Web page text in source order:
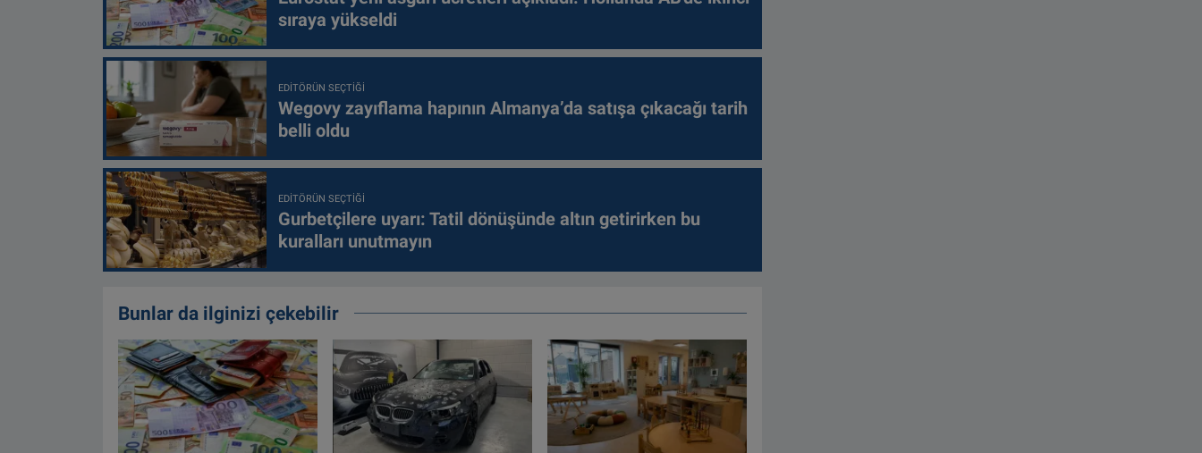
sıraya yükseldi
EDITÖRÜN SEÇTIĞI
Wegovy zayıflama hapının Almanya’da satışa çıkacağı tarih
belli oldu
EDITÖRÜN SEÇTIĞI
Gurbetçilere uyarı: Tatil dönüşünde altın getirirken bu
kuralları unutmayın
Bunlar da ilginizi çekebilir